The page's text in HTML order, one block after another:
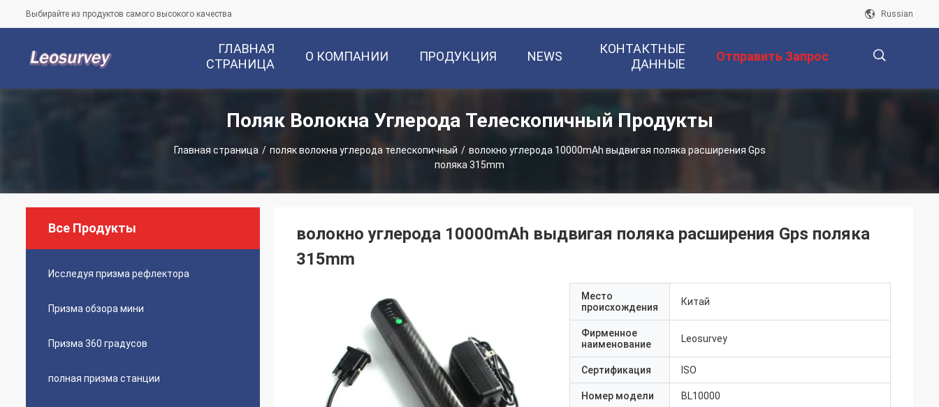
Выбирайте из продуктов самого высокого качества Russian
ГЛАВНАЯ
СТРАНИЦА
О КОМПАНИИ ПРОДУКЦИЯ NEWS
КОНТАКТНЫЕ
ДАННЫЕ
Отправить Запрос
Поляк Волокна Углерода Телескопичный Продукты
Главная страница / поляк волокна углерода телескопичный / волокно углерода 10000mAh выдвигая поляка расширения Gps
поляка 315mm
Все Продукты
Исследуя призма рефлектора
Призма обзора мини
Призма 360 градусов
полная призма станции
волокно углерода 10000mAh выдвигая поляка расширения Gps поляка
315mm
Место
происхождения
Китай
Фирменное
наименование
Leosurvey
Сертификация ISO
Номер модели BL10000